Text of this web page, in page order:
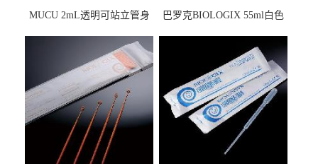
MUCU 2mL透明可站立管身
巴罗克BIOLOGIX 55ml白色
马射线灭菌25-0051